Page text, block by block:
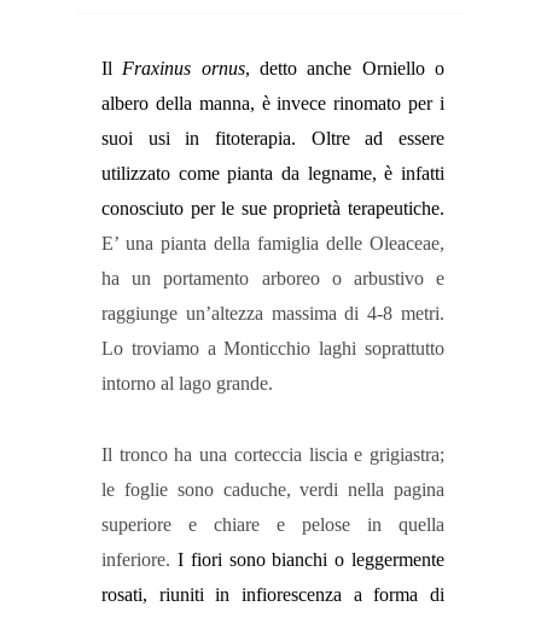
IlFraxinus ornus, detto anche Orniello o
albero della manna, è invece rinomato per i
suoi usi in fitoterapia. Oltre ad essere
utilizzato come pianta da legname, è infatti
conosciuto per le sue proprietà terapeutiche.
E’ una pianta della famiglia delle Oleaceae,
ha un portamento arboreo o arbustivo e
raggiunge un’altezza massima di 4-8 metri.
Lo troviamo a Monticchio laghi soprattutto
intorno al lago grande.
Il tronco ha una corteccia liscia e grigiastra;
le foglie sono caduche, verdi nella pagina
superiore e chiare e pelose in quella
inferiore. I fiori sono bianchi o leggermente
rosati, riuniti in infiorescenza a forma di